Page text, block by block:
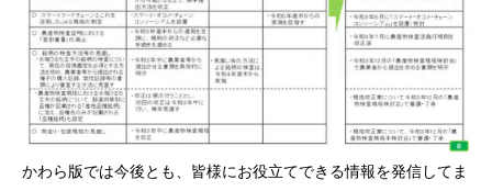
かわら版では今後とも、皆様にお役立てできる情報を発信してま